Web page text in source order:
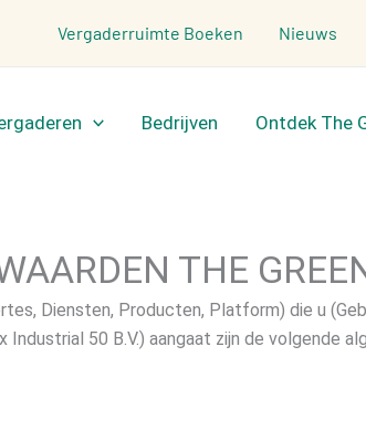
Vergaderruimte Boeken Nieuws
Bedrijven Ontdek The
THE
Diensten, Producten, Platform) die u
Industrial 50 B.V.) aangaat zijn de volgende